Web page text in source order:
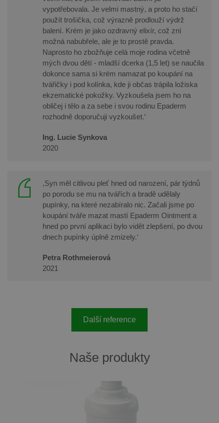
vypotřebovala. Je velmi mastný, a proto ho stačí
použít trošička, což výrazně prodlouží výdrž
balení. Krém je jako ozdravný elixír, což zní
možná nabubřele, ale je to prostě pravda.
Naprosto ho zbožňuje celá moje rodina včetně
mých dvou dětí - mladší dcerka (1,5 let) se naučila
dokonce sama si krém namazat po koupání na
tvářičky i pod kolínka, kde ji občas trápila ložiska
ekzematické pokožky. Vyzkoušela jsem ho na
obličej i tělo a za sebe i svou rodinu Epaderm
rozhodně doporučuji vyzkoušet.‘
Ing. Lucie Synkova
2020
,Syn měl citlivou pleť hned od narození, pár týdnů
po porodu se mu na tvářích a bradě udělaly
pupínky, na které nezabíralo nic. Začali jsme po
koupání tváře mazat mastí Epaderm Ointment a
hned po první aplikaci bylo vidět zlepšení, po dvou
dnech pupínky úplně zmizely.‘
Petra Rothmeierová
2021
Další reference
Naše produkty